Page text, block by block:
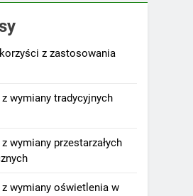
z zastosowania
wymiany tradycyjnych
wymiany przestarzałych
wymiany oświetlenia w